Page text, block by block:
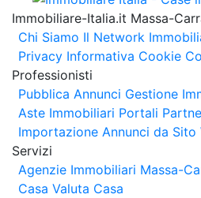
Immobiliare-Italia.it Massa-
Chi Siamo Il Network
Privacy Informativa Cookie
Professionisti
Pubblica Annunci Gestione
Aste Immobiliari Portali
Importazione Annunci da Sito
Servizi
Agenzie Immobiliari Massa-
Casa Valuta Casa